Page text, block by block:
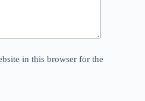
in this browser for the